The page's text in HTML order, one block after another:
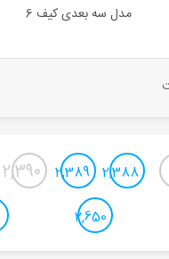
مدل سه بعدی کیف 6
2,388
2,389
2,390
2,650